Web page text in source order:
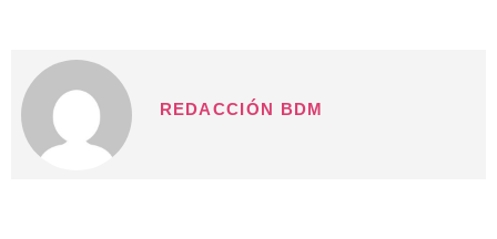
REDACCIÓN BDM